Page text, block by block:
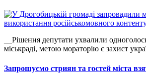
__Рішення депутати ухвалили
міськраді, метою мораторію є захист
Запрошуємо стриян та гостей міста